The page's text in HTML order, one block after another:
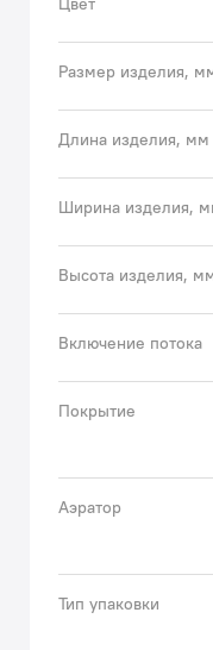
качественного
(прошел
европейскому
• Cиликоновый
ровный и мягкий
Гарантия на
(с) Авторский
Размер изделия,
Длина изделия, мм
Ширина изделия,
Высота изделия,
Включение потока
Покрытие
Аэратор
Тип упаковки